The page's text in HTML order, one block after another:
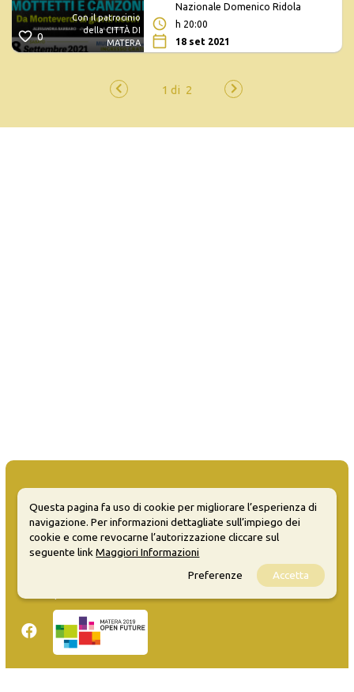
0
Con il patrocinio
della CITTÀ DI
MATERA
Nazionale Domenico Ridola
h 20:00
18 set 2021
MATERA WELCOME EVENTS
Questa pagina fa uso di cookie per migliorare l’esperienza di
navigazione. Per informazioni dettagliate sull’impiego dei
cookie e come revocarne l’autorizzazione cliccare sul
seguente linkMaggiori Informazioni
Preferenze
Accetta